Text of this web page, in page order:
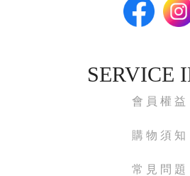
SERVICE
會 員 權 益
購 物 須 知
常 見 問 題